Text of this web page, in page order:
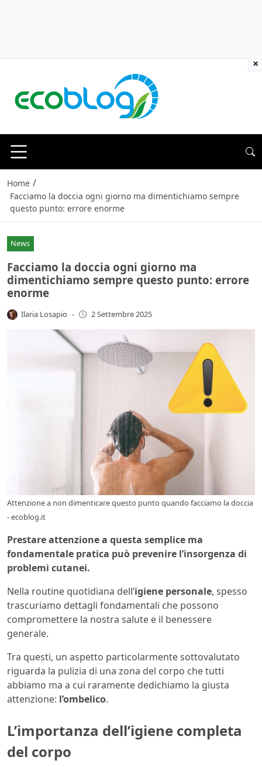
Home /
Facciamo la doccia ogni giorno ma dimentichiamo sempre
questo punto: errore enorme
News
Facciamo la doccia ogni giorno ma
dimentichiamo sempre questo punto: errore
enorme
Ilaria Losapio - 2 Settembre 2025
Attenzione a non dimenticare questo punto quando facciamo la doccia
- ecoblog.it
Prestare attenzione a questa semplice ma
fondamentale pratica può prevenire l’insorgenza di
problemi cutanei.
Nella routine quotidiana dell’igiene personale, spesso
trascuriamo dettagli fondamentali che possono
compromettere la nostra salute e il benessere
generale.
Tra questi, un aspetto particolarmente sottovalutato
riguarda la pulizia di una zona del corpo che tutti
abbiamo ma a cui raramente dedichiamo la giusta
attenzione: l’ombelico.
L’importanza dell’igiene completa
del corpo
×